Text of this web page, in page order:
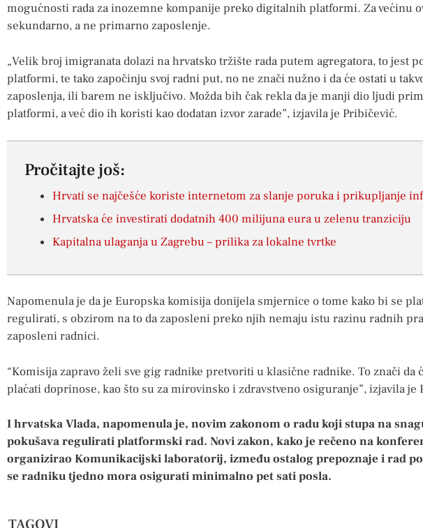
mogućnosti rada za inozemne kompanije preko digitalnih platformi. Za većinu
sekundarno, a ne primarno zaposlenje.
„Velik broj imigranata dolazi na hrvatsko tržište rada putem agregatora, to jest
platformi, te tako započinju svoj radni put, no ne znači nužno i da će ostati u
zaposlenja, ili barem ne isključivo. Možda bih čak rekla da je manji dio ljudi
platformi, a već dio ih koristi kao dodatan izvor zarade”, izjavila je Pribičević.
Pročitajte još:
Hrvati se najčešće koriste internetom za slanje poruka i prikupljanje
Hrvatska će investirati dodatnih 400 milijuna eura u zelenu tranziciju
Kapitalna ulaganja u Zagrebu – prilika za lokalne tvrtke
Napomenula je da je Europska komisija donijela smjernice o tome kako bi se
regulirati, s obzirom na to da zaposleni preko njih nemaju istu razinu radnih
zaposleni radnici.
“Komisija zapravo želi sve gig radnike pretvoriti u klasične radnike. To znači da
plaćati doprinose, kao što su za mirovinsko i zdravstveno osiguranje”, izjavila je
I hrvatska Vlada, napomenula je, novim zakonom o radu koji stupa na
pokušava regulirati platformski rad. Novi zakon, kako je rečeno na
organizirao Komunikacijski laboratorij, između ostalog prepoznaje i rad
se radniku tjedno mora osigurati minimalno pet sati posla.